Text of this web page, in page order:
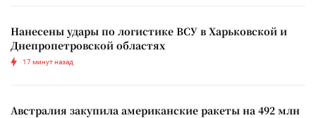
Нанесены удары по логистике ВСУ в Харьковской и
Днепропетровской областях
17 минут назад
Австралия закупила американские ракеты на 492 млн